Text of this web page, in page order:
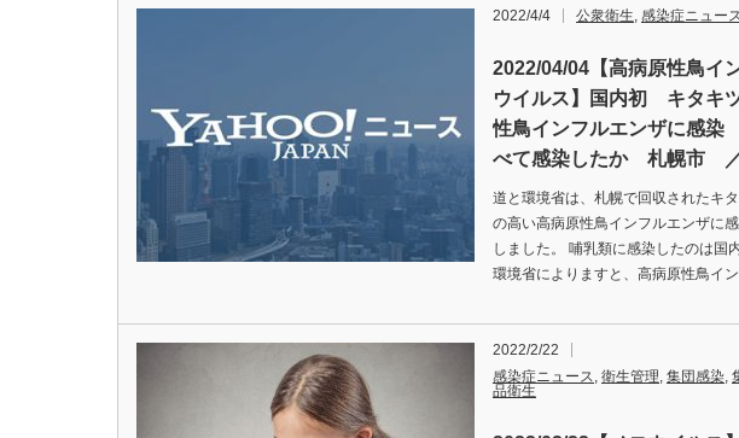
2022/4/4 公衆衛生, 感染症ニュー
2022/04/04【高病原性鳥イ
ウイルス】国内初 キタキ
性鳥インフルエンザに感
べて感染したか 札幌市
道と環境省は、札幌で回収されたキ
の高い高病原性鳥インフルエンザに
しました。 哺乳類に感染したのは国
環境省によりますと、高病原性鳥イ
2022/2/22
感染症ニュース, 衛生管理, 集団感染,
品衛生